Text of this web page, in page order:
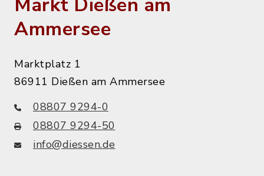
Ammersee
Marktplatz 1
86911 Dießen am Ammersee
08807 9294-0
08807 9294-50
info@diessen.de